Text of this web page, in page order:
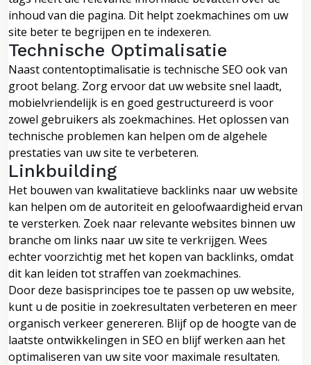
inhoud van die pagina. Dit helpt zoekmachines om uw
site beter te begrijpen en te indexeren.
Technische Optimalisatie
Naast contentoptimalisatie is technische SEO ook van
groot belang. Zorg ervoor dat uw website snel laadt,
mobielvriendelijk is en goed gestructureerd is voor
zowel gebruikers als zoekmachines. Het oplossen van
technische problemen kan helpen om de algehele
prestaties van uw site te verbeteren.
Linkbuilding
Het bouwen van kwalitatieve backlinks naar uw website
kan helpen om de autoriteit en geloofwaardigheid ervan
te versterken. Zoek naar relevante websites binnen uw
branche om links naar uw site te verkrijgen. Wees
echter voorzichtig met het kopen van backlinks, omdat
dit kan leiden tot straffen van zoekmachines.
Door deze basisprincipes toe te passen op uw website,
kunt u de positie in zoekresultaten verbeteren en meer
organisch verkeer genereren. Blijf op de hoogte van de
laatste ontwikkelingen in SEO en blijf werken aan het
optimaliseren van uw site voor maximale resultaten.